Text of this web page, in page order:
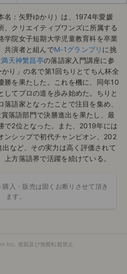
：矢野ゆかり）は、1974年愛媛
、クリエイティブワンズに所属する
学院女子短期大学児童教育科を卒業
共演者と組んでM-1グランプリ に挑
満天神繁昌亭の落語家入門講座に参
り」の名で第1回ちりとてちん杯全
勝を果たした。これを機に、同年10
してプロの道を歩み始めた。ちりと
語家となったことで注目を集め、
落語部門で決勝進出を果たし、最
で2位となった。また、2019年には
ンシップで初代チャンピオン、202
出など、その実力は高く評価されて
方落語界で活躍を続けている。
入・販売は固くお断りさせて頂き
ます。
Inc. 複製及び無断転載禁止